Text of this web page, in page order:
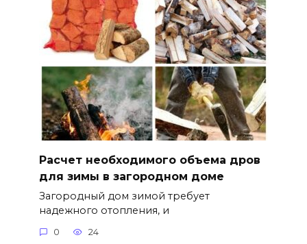
Расчет необходимого объема дров
для зимы в загородном доме
Загородный дом зимой требует
надежного отопления, и
0 24